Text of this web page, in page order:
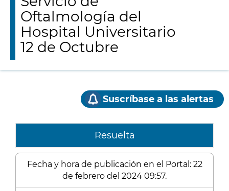
Oftalmología del
Hospital Universitario
12 de Octubre
Suscríbase a las alertas
Resuelta
Fecha y hora de publicación en el Portal: 22
de febrero del 2024 09:57.